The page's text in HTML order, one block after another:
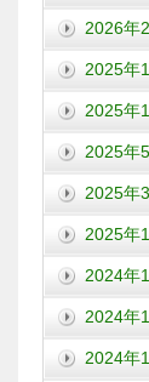
2026年
2025年
2025年
2025年
2025年
2025年
2024年
2024年
2024年